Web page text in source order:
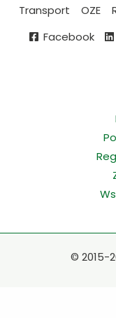
Transport
OZE
Facebook
© 2015-